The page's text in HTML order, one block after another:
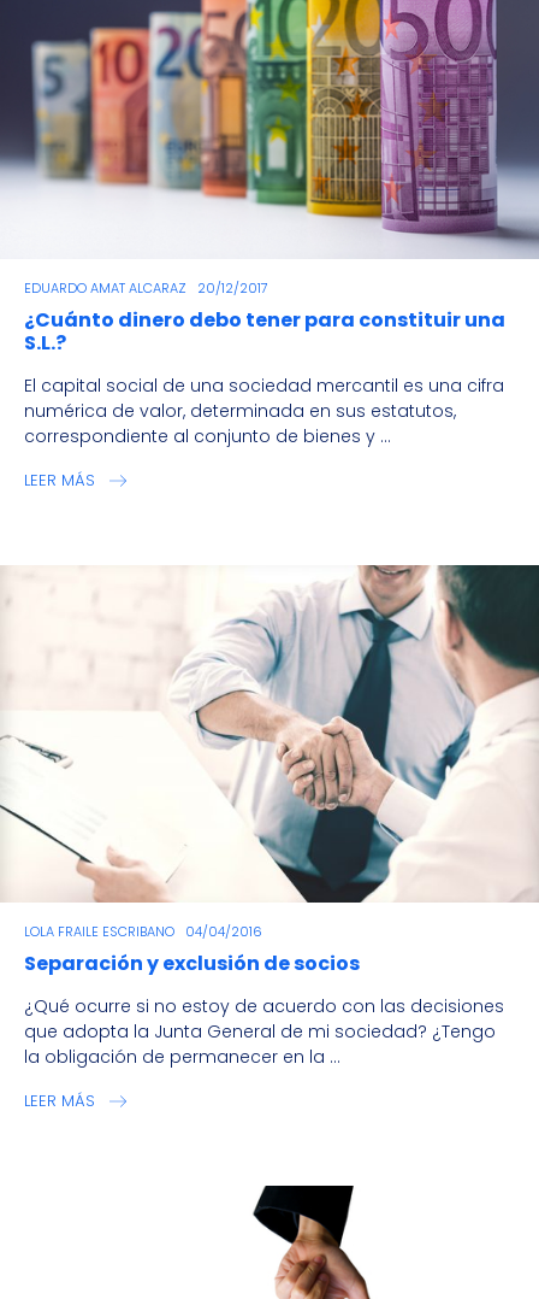
EDUARDO AMAT ALCARAZ 20/12/2017
¿Cuánto dinero debo tener para constituir una
S.L.?
El capital social de una sociedad mercantil es una cifra
numérica de valor, determinada en sus estatutos,
correspondiente al conjunto de bienes y ...
LEER MÁS
LOLA FRAILE ESCRIBANO 04/04/2016
Separación y exclusión de socios
¿Qué ocurre si no estoy de acuerdo con las decisiones
que adopta la Junta General de mi sociedad? ¿Tengo
la obligación de permanecer en la ...
LEER MÁS